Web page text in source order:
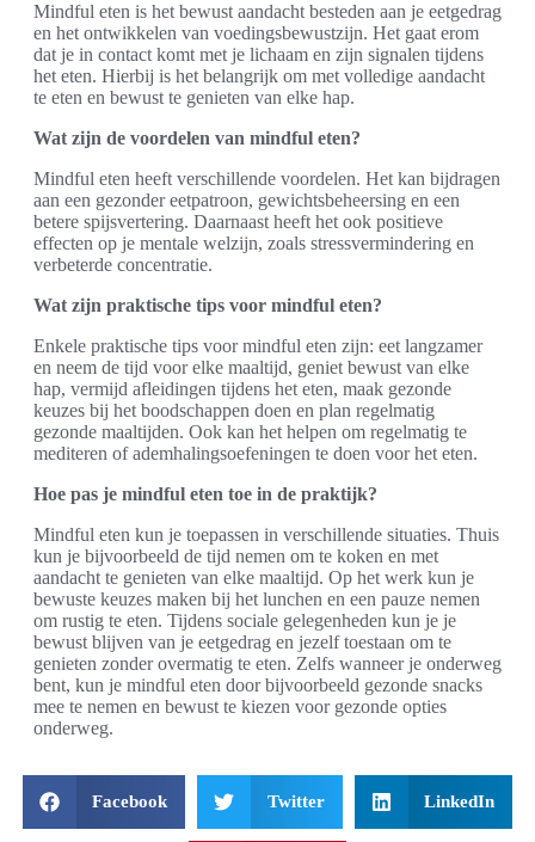
Mindful eten is het bewust aandacht besteden aan je eetgedrag
en het ontwikkelen van voedingsbewustzijn. Het gaat erom
dat je in contact komt met je lichaam en zijn signalen tijdens
het eten. Hierbij is het belangrijk om met volledige aandacht
te eten en bewust te genieten van elke hap.
Wat zijn de voordelen van mindful eten?
Mindful eten heeft verschillende voordelen. Het kan bijdragen
aan een gezonder eetpatroon, gewichtsbeheersing en een
betere spijsvertering. Daarnaast heeft het ook positieve
effecten op je mentale welzijn, zoals stressvermindering en
verbeterde concentratie.
Wat zijn praktische tips voor mindful eten?
Enkele praktische tips voor mindful eten zijn: eet langzamer
en neem de tijd voor elke maaltijd, geniet bewust van elke
hap, vermijd afleidingen tijdens het eten, maak gezonde
keuzes bij het boodschappen doen en plan regelmatig
gezonde maaltijden. Ook kan het helpen om regelmatig te
mediteren of ademhalingsoefeningen te doen voor het eten.
Hoe pas je mindful eten toe in de praktijk?
Mindful eten kun je toepassen in verschillende situaties. Thuis
kun je bijvoorbeeld de tijd nemen om te koken en met
aandacht te genieten van elke maaltijd. Op het werk kun je
bewuste keuzes maken bij het lunchen en een pauze nemen
om rustig te eten. Tijdens sociale gelegenheden kun je je
bewust blijven van je eetgedrag en jezelf toestaan om te
genieten zonder overmatig te eten. Zelfs wanneer je onderweg
bent, kun je mindful eten door bijvoorbeeld gezonde snacks
mee te nemen en bewust te kiezen voor gezonde opties
onderweg.
Facebook Twitter LinkedIn